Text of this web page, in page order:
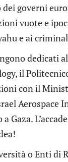
governi
vuote e
e ai
dedicati
il
con il
Aerospace
o Enti di